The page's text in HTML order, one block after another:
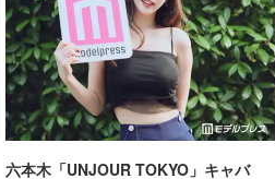
六本木「UNJOUR TOKYO」キャバ